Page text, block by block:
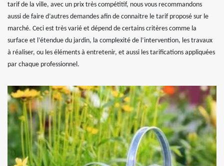
tarif de la ville, avec un prix très compétitif, nous vous recommandons
aussi de faire d’autres demandes afin de connaitre le tarif proposé sur le
marché. Ceci est très varié et dépend de certains critères comme la
surface et l’étendue du jardin, la complexité de l’intervention, les travaux
à réaliser, ou les éléments à entretenir, et aussi les tarifications appliquées
par chaque professionnel.